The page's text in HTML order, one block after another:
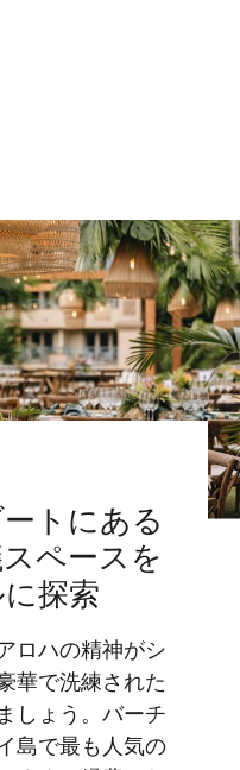
トにある
ペースを
探索
ロハの精神がシ
華で洗練された
しょう。バーチ
島で最も人気の